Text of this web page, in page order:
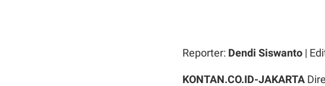
Reporter: Dendi Siswanto |
KONTAN.CO.ID-JAKARTA